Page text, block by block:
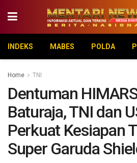
INDEKS MABES POLDA
Home TNI
Dentuman
Baturaja, TNI dan
Perkuat Kesiapan
Super Garuda